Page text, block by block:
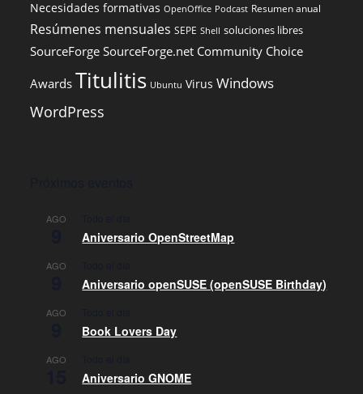
Necesidades formativas OpenOffice Podcast Resumen anual
Resúmenes mensuales SEPE Shell soluciones libres
SourceForge SourceForge.net Community Choice
Awards Titulitis Ubuntu Virus Windows
WordPress
AGO
Aniversario OpenStreetMap
AGO
Aniversario openSUSE (openSUSE Birthday)
AGO
Book Lovers Day
AGO
Aniversario GNOME